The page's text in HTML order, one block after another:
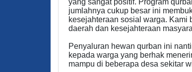
yang sangat positif. Program
jumlahnya cukup besar ini
kesejahteraan sosial warga. Kami
daerah dan kesejahteraan
Penyaluran hewan qurban ini
kepada warga yang berhak
mampu di beberapa desa sekitar